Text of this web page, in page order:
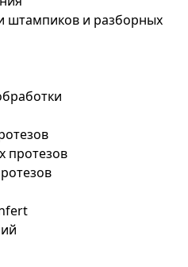
штампиков и разборных
протезов